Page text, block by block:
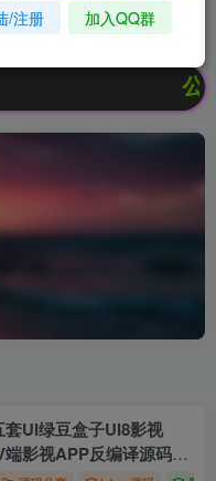
超低价文字广告位招租
公告
UI绿豆盒子UI8影视
影视APP反编译源码支
/注册 加入QQ群